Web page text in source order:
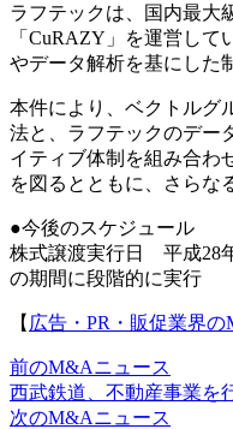
ラフテックは、国内最大
「CuRAZY」を運営して
やデータ解析を基にした
本件により、ベクトルグ
法と、ラフテックのデー
イティブ体制を組み合わ
を図るとともに、さらな
●今後のスケジュール
株式譲渡実行日 平成28
の期間に段階的に実行
【 広告・PR・販促業界
前のM&Aニュース
西武鉄道、不動産事業を
次のM&Aニュース